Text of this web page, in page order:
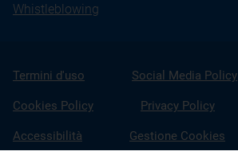
Whistleblowing
Termini d'uso Social Media Policy
Cookies Policy Privacy Policy
Accessibilità Gestione Cookies